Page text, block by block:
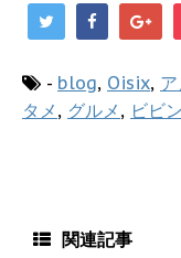
- blog, Oisix,
タメ , グルメ , ビビ
関連記事